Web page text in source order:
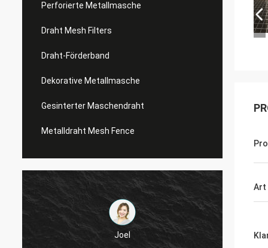
Perforierte Metallmasche
Draht Mesh Filters
Draht-Förderband
Dekorative Metallmasche
Gesinterter Maschendraht
Metalldraht Mesh Fence
Joel
Art